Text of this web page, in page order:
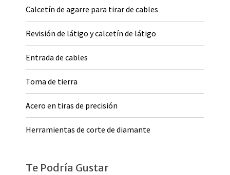
Calcetín de agarre para tirar de cables
Revisión de látigo y calcetín de látigo
Entrada de cables
Toma de tierra
Acero en tiras de precisión
Herramientas de corte de diamante
Te Podría Gustar